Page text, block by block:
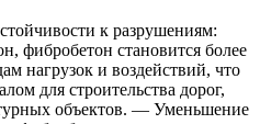
к разрушениям:
фибробетон становится более
нагрузок и воздействий, что
для строительства дорог,
объектов. — Уменьшение